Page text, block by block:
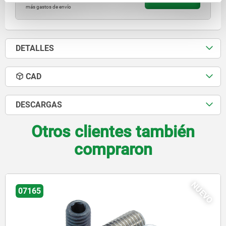
más gastos de envío
DETALLES
CAD
DESCARGAS
Otros clientes también
compraron